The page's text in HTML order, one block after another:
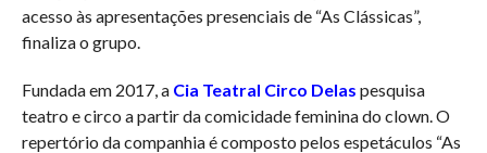
acesso às apresentações presenciais de “As Clássicas”,
finaliza o grupo.
Fundada em 2017, a Cia Teatral Circo Delas pesquisa
teatro e circo a partir da comicidade feminina do clown. O
repertório da companhia é composto pelos espetáculos “As